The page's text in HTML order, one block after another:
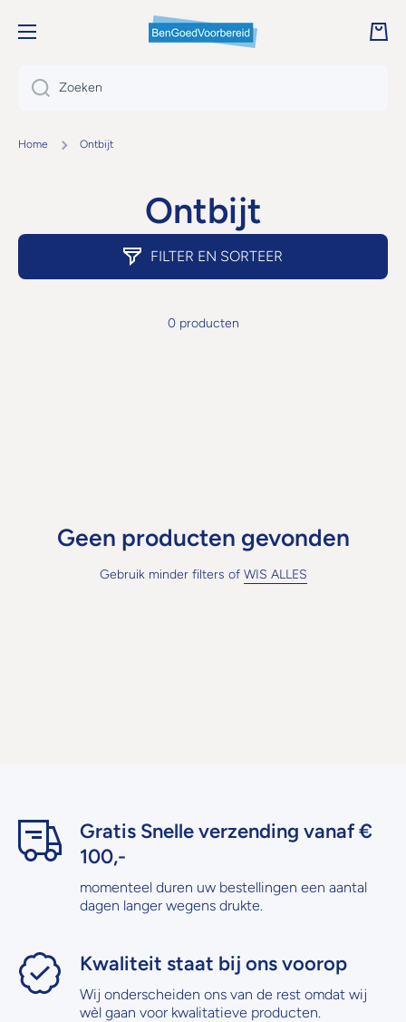
DOORGAAN NAAR ARTIKEL
Zoeken
Home Ontbijt
Ontbijt
FILTER EN SORTEER
0 producten
Geen producten gevonden
Gebruik minder filters of WIS ALLES
Gratis Snelle verzending vanaf €
100,-
momenteel duren uw bestellingen een aantal
dagen langer wegens drukte.
Kwaliteit staat bij ons voorop
Wij onderscheiden ons van de rest omdat wij
wèl gaan voor kwalitatieve producten.